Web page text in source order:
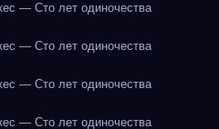
— Сто лет одиночества
— Сто лет одиночества
— Сто лет одиночества
— Сто лет одиночества